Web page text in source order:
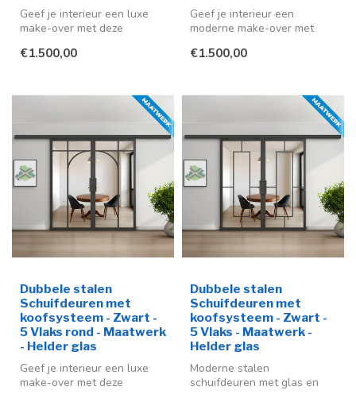
Geef je interieur een luxe
make-over met deze
in ...
€1.500,00
Geef je interieur een
moderne make-over met
schuifdeur me...
€1.500,00
Dubbele stalen
Schuifdeuren met
koofsysteem - Zwart -
5 Vlaks rond - Maatwerk
- Helder glas
Geef je interieur een luxe
make-over met deze
Dubbele stalen
Schuifdeuren met
koofsysteem - Zwart -
5 Vlaks - Maatwerk -
Helder glas
Moderne stalen
schuifdeuren met glas en